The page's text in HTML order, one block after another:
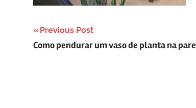
Navegação
de
Previous Post
Como pendurar um vaso de planta na